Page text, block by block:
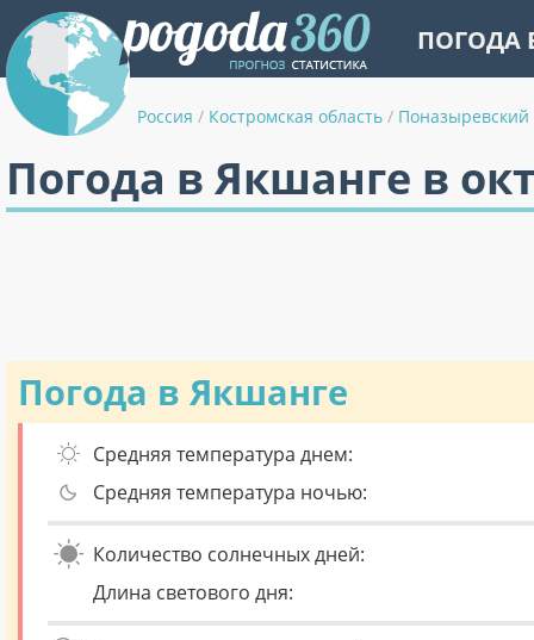
ПОГОДА
Россия / Костромская область /
Погода в Якшанге в
Погода в Якшанге
Средняя температура днем:
Средняя температура ночью:
Количество солнечных дней:
Длина светового дня: